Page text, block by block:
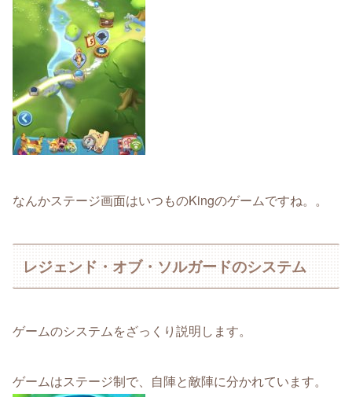
なんかステージ画面はいつものKingのゲームですね。。
レジェンド・オブ・ソルガードのシステム
ゲームのシステムをざっくり説明します。
ゲームはステージ制で、自陣と敵陣に分かれています。